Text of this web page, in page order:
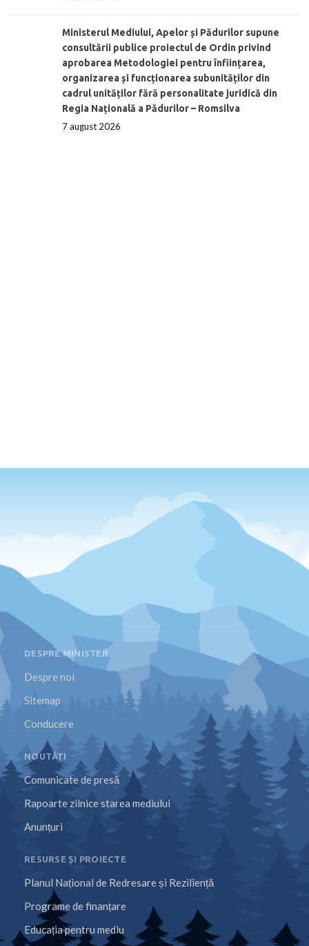
Ministerul Mediului, Apelor și Pădurilor supune
consultării publice proiectul de Ordin privind
aprobarea Metodologiei pentru înființarea,
organizarea și funcționarea subunităților din
cadrul unităților fără personalitate juridică din
Regia Națională a Pădurilor – Romsilva
7 august 2026
DESPRE MINISTER
Despre noi
Sitemap
Conducere
NOUTĂȚI
Comunicate de presă
Rapoarte zilnice starea mediului
Anunțuri
RESURSE ȘI PROIECTE
Planul Național de Redresare și Reziliență
Programe de finanțare
Educația pentru mediu